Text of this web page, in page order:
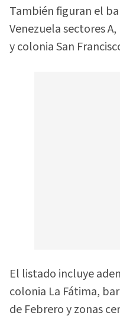
También figuran el
Venezuela sectores
y colonia San
El listado incluye
colonia La Fátima,
de Febrero y zonas